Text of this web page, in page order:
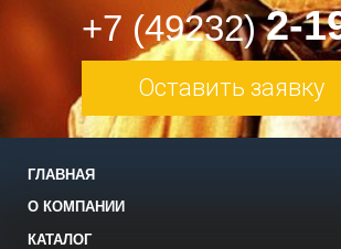
+7 (49232)2-
Оставить заявку
ГЛАВНАЯ
О КОМПАНИИ
КАТАЛОГ